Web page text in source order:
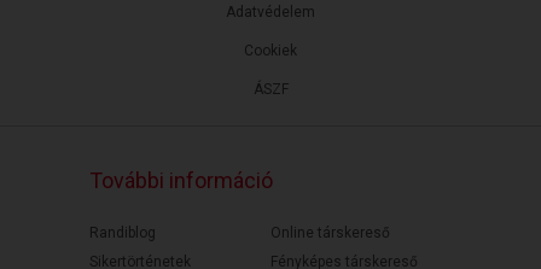
ÁSZF
Adatvédelem
Cookiek
További információ
Randiblog
Sikertörténetek
Online társkereső
Fényképes társkereső